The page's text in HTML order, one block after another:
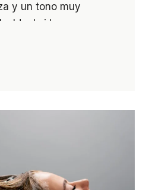
y un tono muy
Ideal si buscas
para clientes que